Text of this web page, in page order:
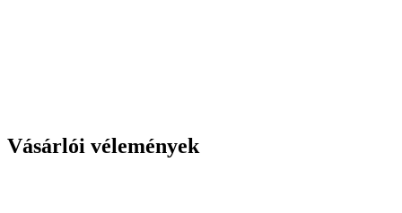
Vásárlói vélemények